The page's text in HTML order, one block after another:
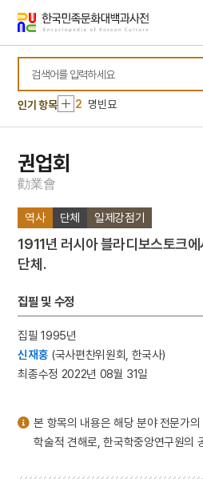
바로가기
바로가기
검색
인기 항목
10 동명왕편
1 금성대군
2 명빈묘
3 일제강점기
7
3·1독립선언서
8 김문기
1 금성대군
2
3 일제강점기
5 장안사
6 설악산 오세암
권업회
勸業會
역사 단체 일제강점기
1911년 러시아 블라디보스토크
단체.
집필 및 수정
집필 1995년
신재홍 (국사편찬위원회, 한국사)
최종수정 2022년 08월 31일
본 항목의 내용은 해당 분야 전문가
학술적 견해로, 한국학중앙연구원의